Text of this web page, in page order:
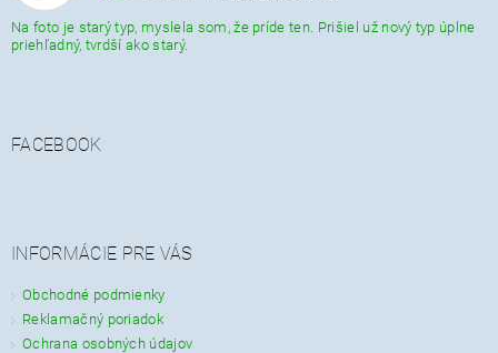
Na foto je starý typ, myslela som, že príde ten. Prišiel už nový typ úplne
priehľadný, tvrdší ako starý.
FACEBOOK
INFORMÁCIE PRE VÁS
Obchodné podmienky
Reklamačný poriadok
Ochrana osobných údajov